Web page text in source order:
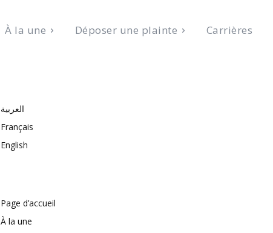
À la une Déposer une plainte Carrières
العربية
Français
English
Page d’accueil
À la une